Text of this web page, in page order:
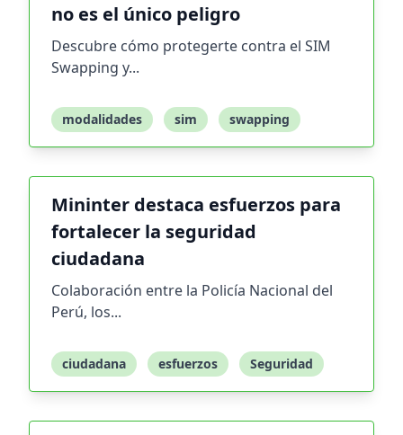
no es el único peligro
Descubre cómo protegerte contra el SIM
Swapping y...
modalidades sim swapping
Mininter destaca esfuerzos para
fortalecer la seguridad
ciudadana
Colaboración entre la Policía Nacional del
Perú, los...
ciudadana esfuerzos Seguridad